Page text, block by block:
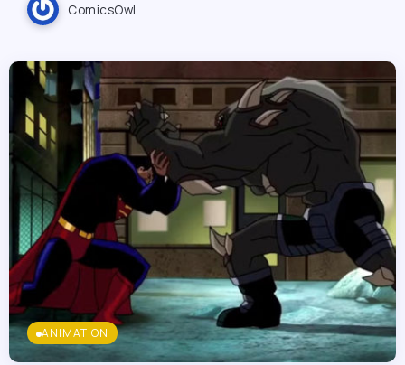
ComicsOwl
ANIMATION